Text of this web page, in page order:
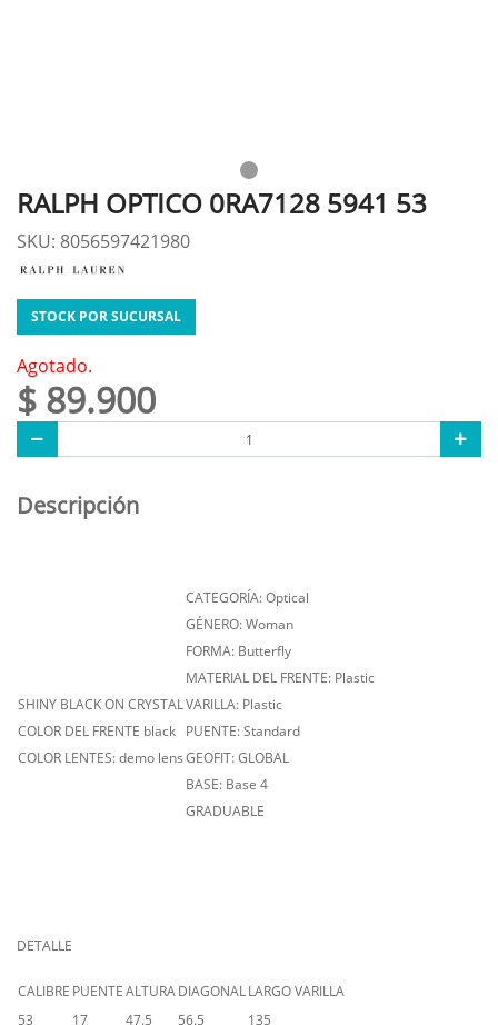
RALPH OPTICO 0RA7128 5941 53
SKU: 8056597421980
STOCK POR SUCURSAL
Agotado.
$ 89.900
Descripción
SHINY BLACK ON CRYSTAL
COLOR DEL FRENTE black
COLOR LENTES: demo lens
CATEGORÍA: Optical
GÉNERO: Woman
FORMA: Butterfly
MATERIAL DEL FRENTE: Plastic
VARILLA: Plastic
PUENTE: Standard
GEOFIT: GLOBAL
BASE: Base 4
GRADUABLE
DETALLE
CALIBRE PUENTEALTURADIAGONALLARGO VARILLA
53
17 47.5 56.5 135